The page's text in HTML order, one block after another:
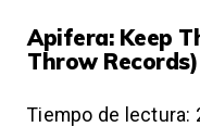
e
b
o
t
t
r
t
s
p
Apifera: Keep
Throw Records)
Tiempo de lectura: